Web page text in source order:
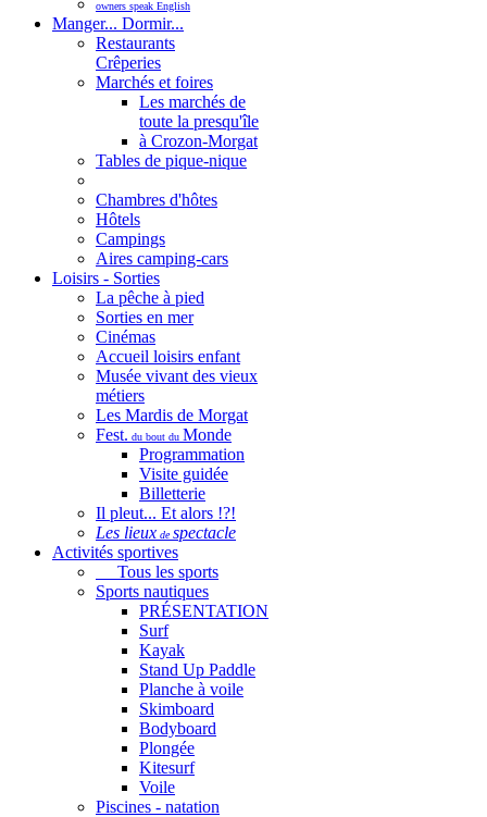
owners speak English
Manger... Dormir...
Restaurants
Crêperies
Marchés et foires
Les marchés de
toute la presqu'île
à Crozon-Morgat
Tables de pique-nique
Chambres d'hôtes
Hôtels
Campings
Aires camping-cars
Loisirs - Sorties
La pêche à pied
Sorties en mer
Cinémas
Accueil loisirs enfant
Musée vivant des vieux
métiers
Les Mardis de Morgat
Fest. du bout du Monde
Programmation
Visite guidée
Billetterie
Il pleut... Et alors !?!
Les lieux despectacle
Activités sportives
Tous les sports
Sports nautiques
PRÉSENTATION
Surf
Kayak
Stand Up Paddle
Planche à voile
Skimboard
Bodyboard
Plongée
Kitesurf
Voile
Piscines - natation